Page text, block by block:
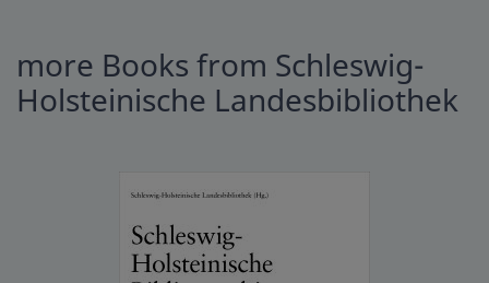
more Books from Schleswig-
Holsteinische Landesbibliothek